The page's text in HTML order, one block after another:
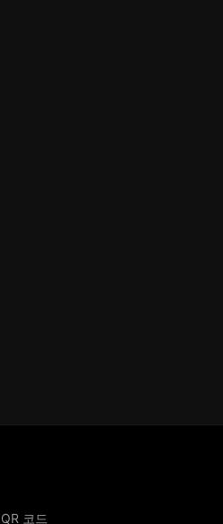
코드